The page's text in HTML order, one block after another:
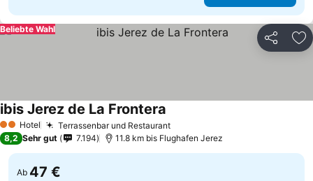
Teilen
Beliebte Wahl
2 Sterne
Hotel Terrassenbar und Restaurant
ibis Jerez de La Frontera
8,2 Sehr gut 7.194 11.8 km bis Flughafen Jerez
Ab 47 €